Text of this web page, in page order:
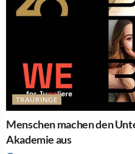
TRAURINGE
Menschen machen den
Akademie aus